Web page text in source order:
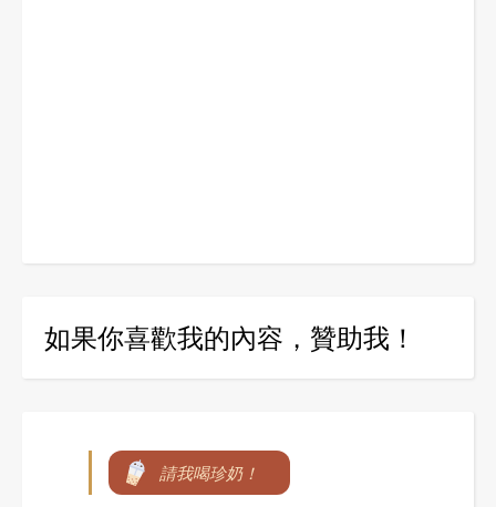
如果你喜歡我的內容，贊助我！
請我喝珍奶！